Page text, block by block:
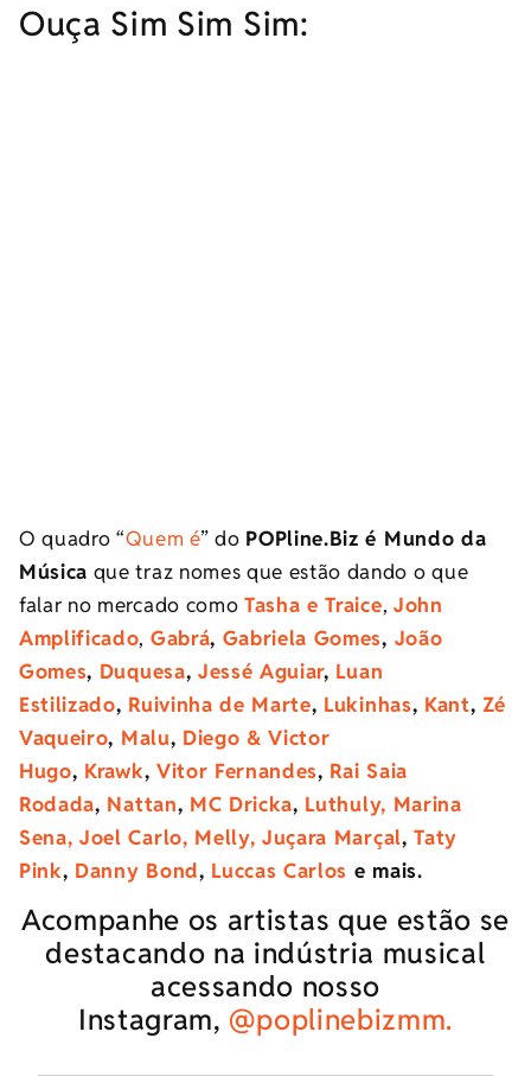
Ouça Sim Sim Sim:
O quadro “Quem é” do POPline.Biz é Mundo da
Música que traz nomes que estão dando o que
falar no mercado como Tasha e Traice, John
Amplificado, Gabrá, Gabriela Gomes, João
Gomes, Duquesa, Jessé Aguiar, Luan
Estilizado, Ruivinha de Marte, Lukinhas, Kant, Zé
Vaqueiro, Malu, Diego & Victor
Hugo, Krawk, Vitor Fernandes, Rai Saia
Rodada, Nattan, MC Dricka, Luthuly, Marina
Sena,Joel Carlo, Melly, Juçara Marçal,Taty
Pink, Danny Bond, Luccas Carlos e mais.
Acompanhe os artistas que estão se
destacando na indústria musical
acessando nosso
Instagram, @poplinebizmm.